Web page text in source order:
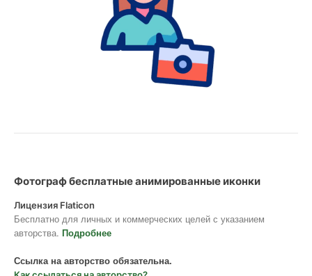
Фотограф бесплатные анимированные иконки
Лицензия Flaticon
Бесплатно для личных и коммерческих целей с указанием
авторства. Подробнее
Ссылка на авторство обязательна.